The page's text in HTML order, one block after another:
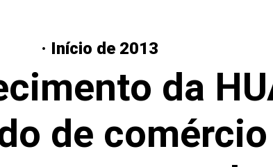
· Início de 2013
da
de